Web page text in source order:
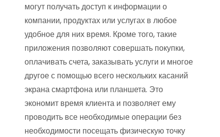
могут получать доступ к информации о
компании, продуктах или услугах в любое
удобное для них время. Кроме того, такие
приложения позволяют совершать покупки,
оплачивать счета, заказывать услуги и многое
другое с помощью всего нескольких касаний
экрана смартфона или планшета. Это
экономит время клиента и позволяет ему
проводить все необходимые операции без
необходимости посещать физическую точку